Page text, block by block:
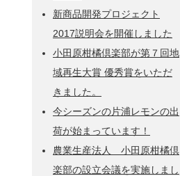
新商品開発プロジェクト
2017説明会を開催しました
小田原柑橘倶楽部が第７回地
域再生大賞 優秀賞をいただ
きました。
今シーズンの片浦レモンの出
荷が始まっています！
農業生産法人 小田原柑橘倶
楽部の設立会議を実施しまし